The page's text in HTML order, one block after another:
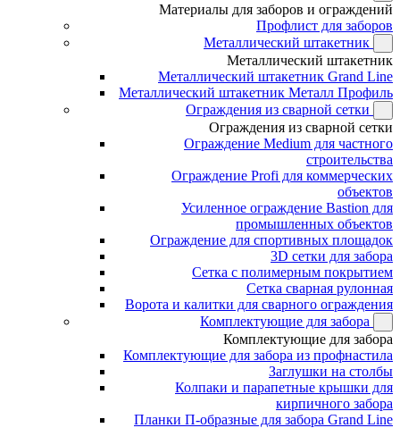
Материалы для заборов и ограждений
Профлист для заборов
Металлический штакетник
Металлический штакетник
Металлический штакетник Grand Line
Металлический штакетник Металл Профиль
Ограждения из сварной сетки
Ограждения из сварной сетки
Ограждение Medium для частного
строительства
Ограждение Profi для коммерческих
объектов
Усиленное ограждение Bastion для
промышленных объектов
Ограждение для спортивных площадок
3D сетки для забора
Сетка с полимерным покрытием
Сетка сварная рулонная
Ворота и калитки для сварного ограждения
Комплектующие для забора
Комплектующие для забора
Комплектующие для забора из профнастила
Заглушки на столбы
Колпаки и парапетные крышки для
кирпичного забора
Планки П-образные для забора Grand Line